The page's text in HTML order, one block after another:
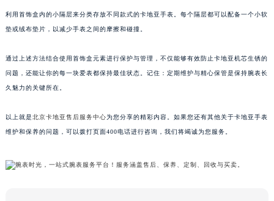
利用首饰盒内的小隔层来分类存放不同款式的卡地亚手表。每个隔层都可以配备一个小软
垫或绒布垫片，以减少手表之间的摩擦和碰撞。
通过上述方法结合使用首饰盒元素进行保护与管理，不仅能够有效防止卡地亚机芯生锈的
问题，还能让你的每一块爱表都保持最佳状态。记住：定期维护与精心保管是保持腕表长
久魅力的关键所在。
以上就是北京卡地亚售后服务中心为您分享的精彩内容。如果您还有其他关于卡地亚手表
维护和保养的问题，可以拨打页面400电话进行咨询，我们将竭诚为您服务。